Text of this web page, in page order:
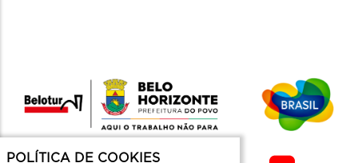
POLÍTICA DE COOKIES